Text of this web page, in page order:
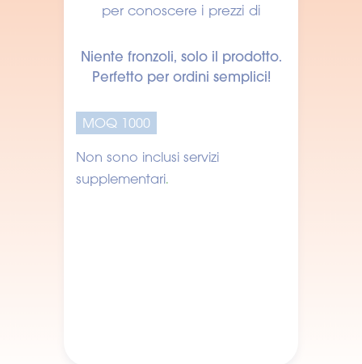
per conoscere i prezzi di
Niente fronzoli, solo il prodotto.
Perfetto per ordini semplici!
MOQ 1000
Non sono inclusi servizi
supplementari.